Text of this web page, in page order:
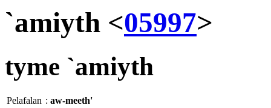
`amiyth <05997>
tyme `amiyth
Pelafalan : aw-meeth'